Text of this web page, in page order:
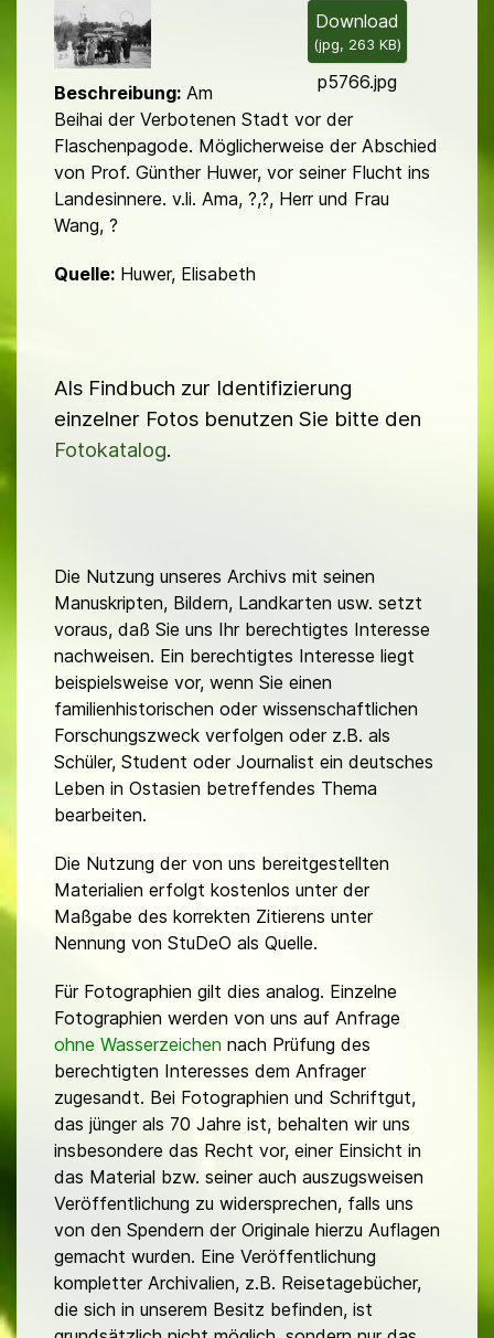
l
d
Download
(jpg, 263 KB)
p5766.jpg
Beschreibung: Am
Beihai der Verbotenen Stadt vor der
Flaschenpagode. Möglicherweise der Abschied
von Prof. Günther Huwer, vor seiner Flucht ins
Landesin­ne­re. v.li. Ama, ?,?, Herr und Frau
Wang, ?
Quelle: Huwer, Elisabeth
Als Findbuch zur Identifizierung
einzelner Fotos benutzen Sie bitte den
Fotokatalog.
Die Nutzung unseres Archivs mit seinen
Manuskripten, Bildern, Landkarten usw. setzt
voraus, daß Sie uns Ihr berechtigtes Interesse
nachweisen. Ein berechtigtes Interesse liegt
beispielsweise vor, wenn Sie einen
familienhistorischen oder wissenschaftlichen
Forschungszweck verfolgen oder z.B. als
Schüler, Student oder Journalist ein deutsches
Leben in Ostasien betreffendes Thema
bearbeiten.
Die Nutzung der von uns bereitgestellten
Materialien erfolgt kostenlos unter der
Maßgabe des korrekten Zitierens unter
Nennung von StuDeO als Quelle.
Für Fotographien gilt dies analog. Einzelne
Fotographien werden von uns auf Anfrage
ohne Wasserzeichen nach Prüfung des
berechtigten Interesses dem Anfrager
zugesandt. Bei Fotographien und Schriftgut,
das jünger als 70 Jahre ist, behalten wir uns
insbesondere das Recht vor, einer Einsicht in
das Material bzw. seiner auch auszugsweisen
Veröffentlichung zu widersprechen, falls uns
von den Spendern der Originale hierzu Auflagen
gemacht wurden. Eine Veröffentlichung
kompletter Archivalien, z.B. Reisetagebücher,
die sich in unserem Besitz befinden, ist